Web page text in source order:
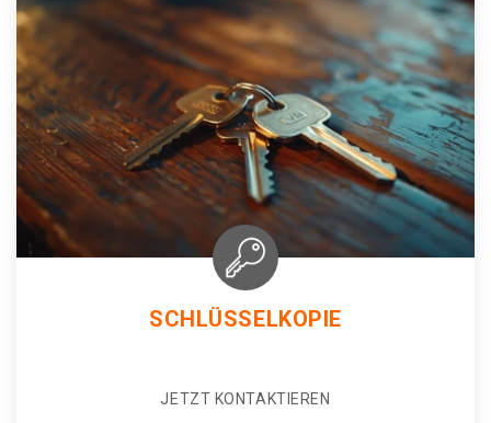
SCHLÜSSELKOPIE
JETZT KONTAKTIEREN